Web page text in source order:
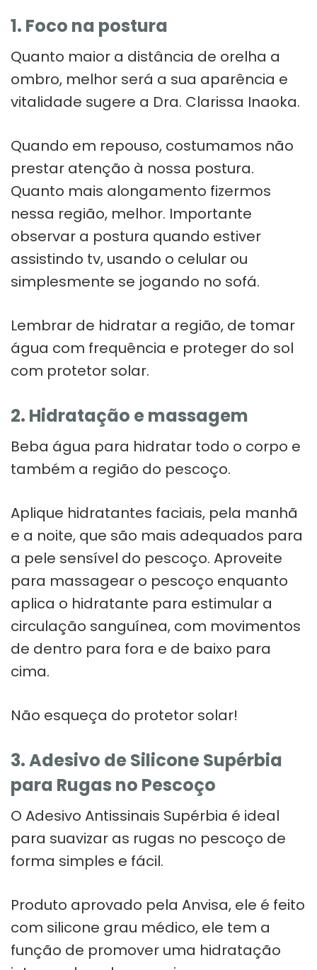
1. Foco na postura
Quanto maior a distância de orelha a
ombro, melhor será a sua aparência e
vitalidade sugere a Dra. Clarissa Inaoka.
Quando em repouso, costumamos não
prestar atenção à nossa postura.
Quanto mais alongamento fizermos
nessa região, melhor. Importante
observar a postura quando estiver
assistindo tv, usando o celular ou
simplesmente se jogando no sofá.
Lembrar de hidratar a região, de tomar
água com frequência e proteger do sol
com protetor solar.
2. Hidratação e massagem
Beba água para hidratar todo o corpo e
também a região do pescoço.
Aplique hidratantes faciais, pela manhã
e a noite, que são mais adequados para
a pele sensível do pescoço. Aproveite
para massagear o pescoço enquanto
aplica o hidratante para estimular a
circulação sanguínea, com movimentos
de dentro para fora e de baixo para
cima.
Não esqueça do protetor solar!
3. Adesivo de Silicone Supérbia
para Rugas no Pescoço
O Adesivo Antissinais Supérbia é ideal
para suavizar as rugas no pescoço de
forma simples e fácil.
Produto aprovado pela Anvisa, ele é feito
com silicone grau médico, ele tem a
função de promover uma hidratação